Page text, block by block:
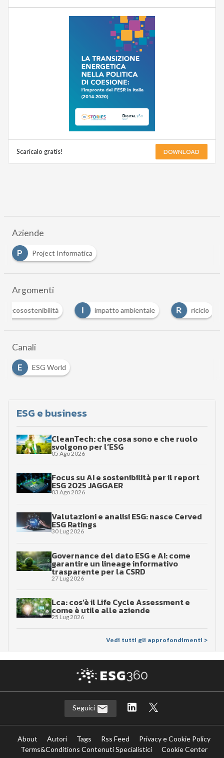
Scaricalo gratis! DOWNLOAD
Aziende
P
Project Informatica
Argomenti
I
impatto ambientale R riciclo S sostenibilità
Canali
E
ESG World
ESG e business
CleanTech: che cosa sono e che ruolo
svolgono per l’ESG
05 Ago 2026
Focus su AI e sostenibilità per il report
ESG 2025 JAGGAER
03 Ago 2026
Valutazioni e analisi ESG: nasce Cerved
ESG Ratings
30 Lug 2026
Governance del dato ESG e AI: come
garantire un lineage informativo
trasparente per la CSRD
27 Lug 2026
Lca: cos’è il Life Cycle Assessment e
come è utile alle aziende
25 Lug 2026
Vedi tutti gli approfondimenti >
Seguici
About Autori Tags Rss Feed
Privacy e Cookie Policy
Terms&Conditions Contenuti Specialistici
Cookie Center